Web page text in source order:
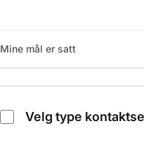
Mine mål er satt
Velg type